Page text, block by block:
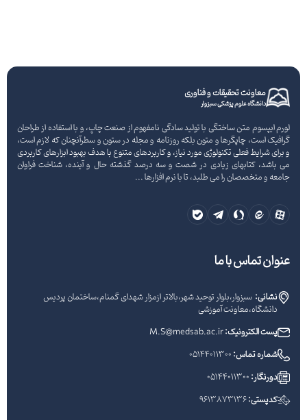
معاونت تحقیقات و فناوری
دانشگاه علوم پزشکی سبزوار
لورم ایپسوم متن ساختگی با تولید سادگی نامفهوم از صنعت چاپ، و با استفاده از طراحان
گرافیک است، چاپگرها و متون بلکه روزنامه و مجله در ستون و سطرآنچنان که لازم است،
و برای شرایط فعلی تکنولوژی مورد نیاز، و کاربردهای متنوع با هدف بهبود ابزارهای کاربردی
می باشد، کتابهای زیادی در شصت و سه درصد گذشته حال و آینده، شناخت فراوان
جامعه و متخصصان را می طلبد، تا با نرم افزارها ...
عنوان تماس با ما
نشانی:سبزوار،بلوار توحید شهر،بالاتر ازمزار شهدای گمنام،ساختمان پردیس
دانشگاه،معاونت آموزشی
پست الکترونیک:M.S@medsab.ac.ir
شماره تماس:05144011300
دورنگار:05144011300
کدپستی:9613873136